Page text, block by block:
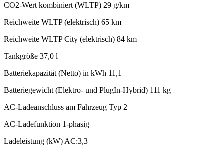
CO2-Wert kombiniert (WLTP) 29 g/km
Reichweite WLTP (elektrisch) 65 km
Reichweite WLTP City (elektrisch) 84 km
Tankgröße 37,0 l
Batteriekapazität (Netto) in kWh 11,1
Batteriegewicht (Elektro- und PlugIn-Hybrid) 111 kg
AC-Ladeanschluss am Fahrzeug Typ 2
AC-Ladefunktion 1-phasig
Ladeleistung (kW) AC:3,3